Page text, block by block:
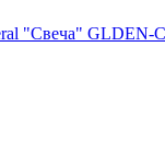
"Свеча"